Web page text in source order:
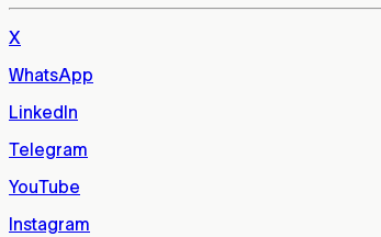
X
WhatsApp
LinkedIn
Telegram
YouTube
Instagram